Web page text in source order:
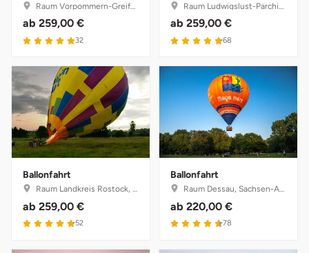
Raum Vorpommern-Greifswald, Mecklenburg-Vorpommern
ab 259,00 €
32
Raum Ludwigslust-Parchim, Mecklenburg-Vorpommern
ab 259,00 €
68
Ballonfahrt
Raum Landkreis Rostock, Mecklenburg-Vorpommern
ab 259,00 €
52
Ballonfahrt
Raum Dessau, Sachsen-Anhalt
ab 220,00 €
78